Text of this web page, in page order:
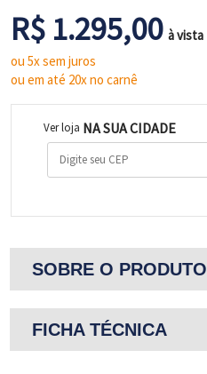
R$ 1.295,00à vista
ou 5x sem juros
ou em até 20x no carnê
Ver loja NA SUA CIDADE
SOBRE O PRODUTO
FICHA TÉCNICA